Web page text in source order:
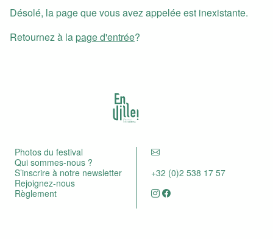
Désolé, la page que vous avez appelée est inexistante.
Retournez à lapage d'entrée?
Photos du festival
Qui sommes-nous ?
S’inscrire à notre newsletter
Rejoignez-nous
Règlement
+32 (0)2 538 17 57